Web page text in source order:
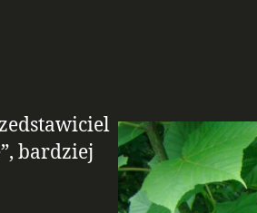
bardziej